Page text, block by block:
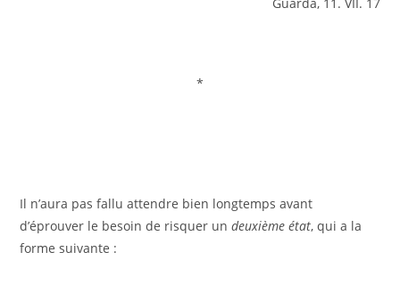
*
Il n’aura pas fallu attendre bien longtemps avant
d’éprouver le besoin de risquer undeuxième état, qui a la
forme suivante :